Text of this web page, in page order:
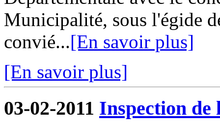
Municipalité, sous l'égide
convié...[En savoir plus]
[En savoir plus]
03-02-2011 Inspection de